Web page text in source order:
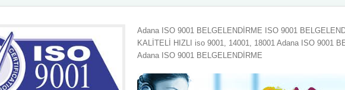
Adana ISO 9001 BELGELENDİRME ISO 9001
KALİTELİ HIZLI iso 9001, 14001, 18001 Adana ISO 9001
Adana ISO 9001 BELGELENDİRME